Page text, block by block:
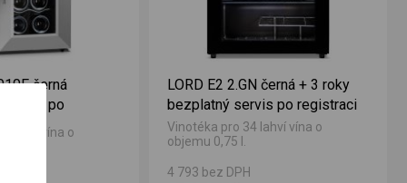
černá
záruka po
lahví vína o
LORD E2 2.GN černá + 3 roky
bezplatný servis po registraci
Vinotéka pro 34 lahví vína o
objemu 0,75 l.
4 793 bez DPH